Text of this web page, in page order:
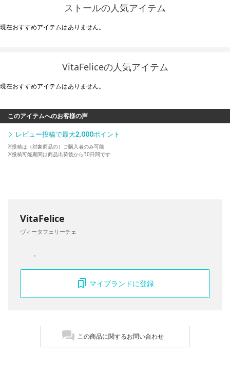
ストールの人気アイテム
現在おすすめアイテムはありません。
VitaFeliceの人気アイテム
現在おすすめアイテムはありません。
このアイテムへのお客様の声
レビュー投稿で最大2,000ポイント
※投稿は（対象商品の）ご購入者のみ可能
※投稿可能期間は商品出荷後から30日間です
VitaFelice
ヴィータフェリーチェ
マイブランドに登録
この商品に関するお問い合わせ